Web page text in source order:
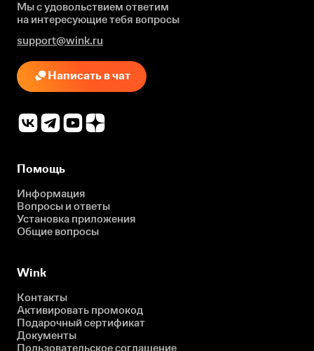
Мы с удовольствием ответим
на интересующиетебя вопросы
support@wink.ru
Написать в чат
Помощь
Информация
Вопросы и ответы
Установка приложения
Общие вопросы
Wink
Контакты
Активировать промокод
Подарочный сертификат
Документы
Пользовательское соглашение